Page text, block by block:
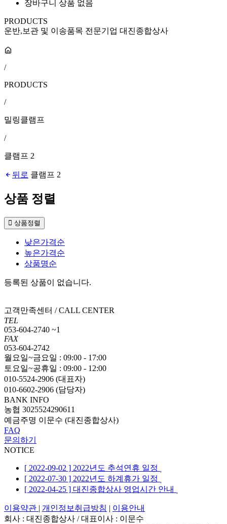
장바구니 상품 없음
PRODUCTS
운반,보관 및 이송품목 전문기업 대진종합상사
/
PRODUCTS
/
밀링클램프
/
클램프 2
뒤로 클램프 2
상품 정렬
상품정렬
낮은가격순
높은가격순
상품명순
등록된 상품이 없습니다.
고객만족센터 / CALL CENTER
TEL
053-604-2740 ~1
FAX
053-604-2742
월요일~금요일 : 09:00 - 17:00
토요일~공휴일 : 09:00 - 12:00
010-5524-2906 (대표자)
010-6602-2906 (담당자)
BANK INFO
농협 3025524290611
예금주명 이문수 (대진종합상사)
FAQ
문의하기
NOTICE
[ 2022-09-02 ] 2022년도 추석연휴 일정
[ 2022-07-30 ] 2022년도 하계휴가 일정
[ 2022-04-25 ] 대진종합상사 영업시간 안내
이용약관 | 개인정보취급방침 | 이용안내
회사 : 대진종합상사 /대표이사 : 이문수